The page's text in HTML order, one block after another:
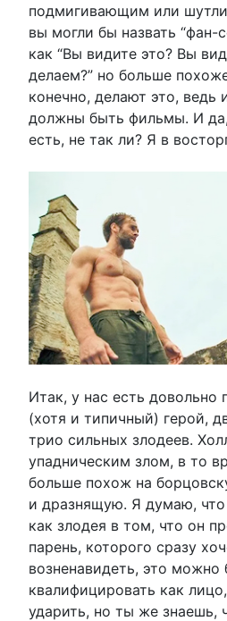
подмигивающим или
вы могли бы назвать “фан-
как “Вы видите это? Вы
делаем?” но больше
конечно, делают это, ведь
должны быть фильмы. И
есть, не так ли? Я в
Итак, у нас есть довольно
(хотя и типичный) герой,
трио сильных злодеев.
упадническим злом, в то
больше похож на
и дразнящую. Я думаю, что
как злодея в том, что он
парень, которого сразу
возненавидеть, это можно
квалифицировать как
ударить, но ты же знаешь,